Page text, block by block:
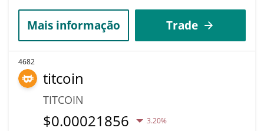
Mais informação Trade
4682
titcoin
TITCOIN
$0.00021856 3.20%